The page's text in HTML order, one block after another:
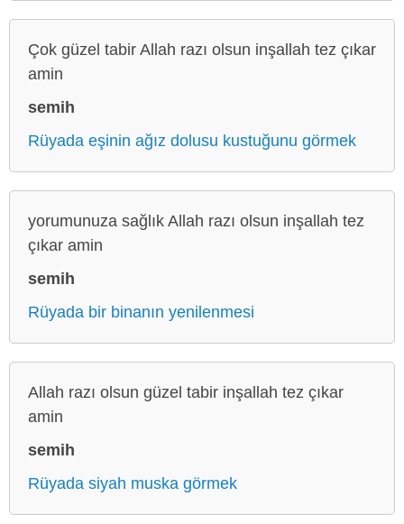
Çok güzel tabir Allah razı olsun inşallah tez çıkar
amin
semih
Rüyada eşinin ağız dolusu kustuğunu görmek
yorumunuza sağlık Allah razı olsun inşallah tez
çıkar amin
semih
Rüyada bir binanın yenilenmesi
Allah razı olsun güzel tabir inşallah tez çıkar
amin
semih
Rüyada siyah muska görmek